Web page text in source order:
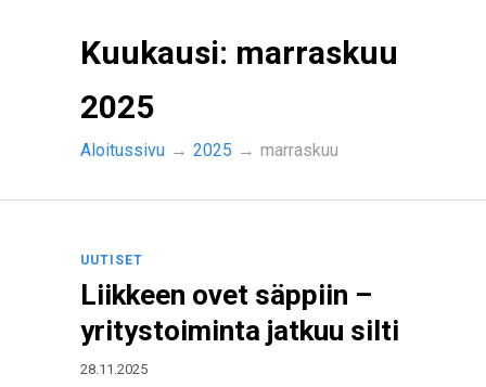
Kuukausi: marraskuu
2025
Aloitussivu → 2025 → marraskuu
UUTISET
Liikkeen ovet säppiin –
yritystoiminta jatkuu silti
28.11.2025